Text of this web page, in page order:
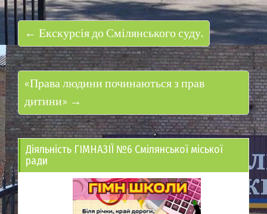
← Екскурсія до Смілянського суду.
«Права людини починаються з прав
дитини» →
Діяльність ГІМНАЗІЇ №6 Смілянської міської
ради